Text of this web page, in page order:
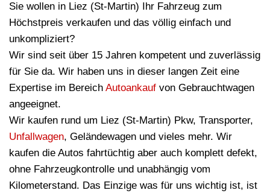
Sie wollen in Liez (St-Martin) Ihr Fahrzeug zum
Höchstpreis verkaufen und das völlig einfach und
unkompliziert?
Wir sind seit über 15 Jahren kompetent und zuverlässig
für Sie da. Wir haben uns in dieser langen Zeit eine
Expertise im Bereich Autoankauf von Gebrauchtwagen
angeeignet.
Wir kaufen rund um Liez (St-Martin) Pkw, Transporter,
Unfallwagen, Geländewagen und vieles mehr. Wir
kaufen die Autos fahrtüchtig aber auch komplett defekt,
ohne Fahrzeugkontrolle und unabhängig vom
Kilometerstand. Das Einzige was für uns wichtig ist, ist